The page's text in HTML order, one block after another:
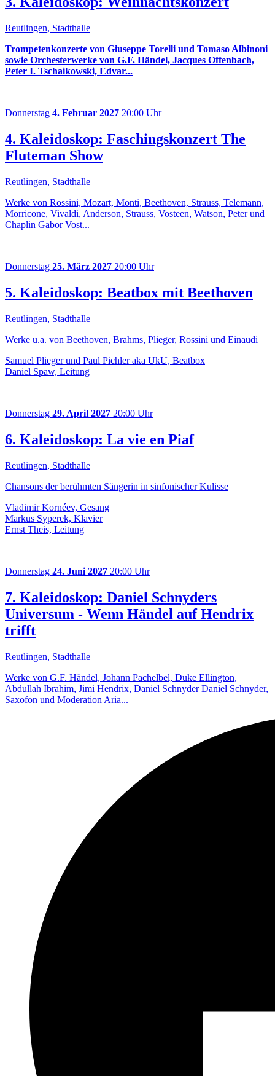
Reutlingen, Stadthalle
Trompetenkonzerte von Giuseppe Torelli und Tomaso Albinoni
sowie Orchesterwerke von G.F. Händel, Jacques Offenbach,
Peter I. Tschaikowski, Edvar...
Donnerstag 4. Februar 2027 20:00 Uhr
4. Kaleidoskop: Faschingskonzert The
Fluteman Show
Reutlingen, Stadthalle
Werke von Rossini, Mozart, Monti, Beethoven, Strauss, Telemann,
Morricone, Vivaldi, Anderson, Strauss, Vosteen, Watson, Peter und
Chaplin Gabor Vost...
Donnerstag 25. März 2027 20:00 Uhr
5. Kaleidoskop: Beatbox mit Beethoven
Reutlingen, Stadthalle
Werke u.a. von Beethoven, Brahms, Plieger, Rossini und Einaudi
Samuel Plieger und Paul Pichler aka UkU, Beatbox
Daniel Spaw, Leitung
Donnerstag 29. April 2027 20:00 Uhr
6. Kaleidoskop: La vie en Piaf
Reutlingen, Stadthalle
Chansons der berühmten Sängerin in sinfonischer Kulisse
Vladimir Kornéev, Gesang
Markus Syperek, Klavier
Ernst Theis, Leitung
Donnerstag 24. Juni 2027 20:00 Uhr
7. Kaleidoskop: Daniel Schnyders
Universum - Wenn Händel auf Hendrix
trifft
Reutlingen, Stadthalle
Werke von G.F. Händel, Johann Pachelbel, Duke Ellington,
Abdullah Ibrahim, Jimi Hendrix, Daniel Schnyder Daniel Schnyder,
Saxofon und Moderation Aria...